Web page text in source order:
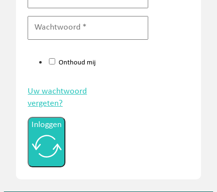
Onthoud mij
Uw wachtwoord
vergeten?
Inloggen